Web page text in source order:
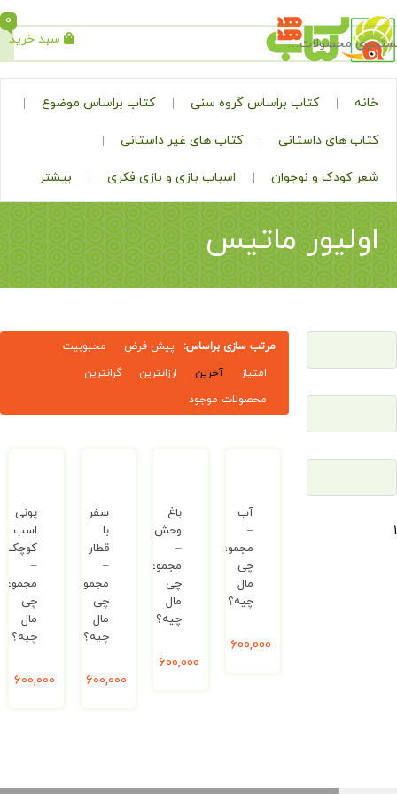
جستجو سبد خرید
0
کتاب براساس گروه سنی کتاب براساس موضوع
داستانی کتاب های غیر داستانی
و نوجوان اسباب بازی و بازی فکری بیشتر
ماتیس
مرتب سازی براساس: پیش فرض
محبوبیت
امتیاز
آخرین ارزانترین
گرانترین
محصولات موجود
ریال
باغ
–
مجموعه
چی
مال
ریال
با
–
مجموعه
چی
مال
ریال
پونی
کوچک
مجموعه
چی
مال
چیه؟
600,000 ریال